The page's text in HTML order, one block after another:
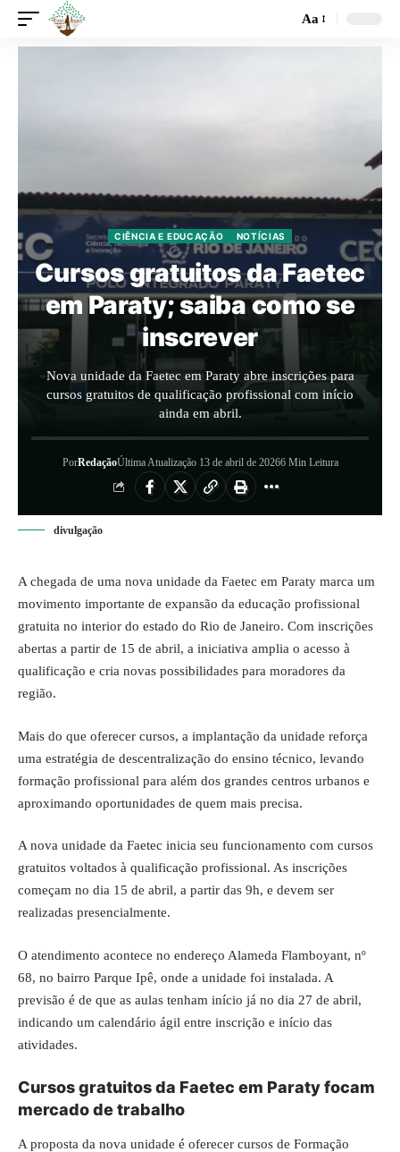
Aa
CIÊNCIA E EDUCAÇÃO NOTÍCIAS
Cursos gratuitos da Faetec
em Paraty; saiba como se
inscrever
Nova unidade da Faetec em Paraty abre inscrições para
cursos gratuitos de qualificação profissional com início
ainda em abril.
PorRedaçãoÚltima Atualização 13 de abril de 20266 Min Leitura
divulgação
A chegada de uma nova unidade da Faetec em Paraty marca um
movimento importante de expansão da educação profissional
gratuita no interior do estado do Rio de Janeiro. Com inscrições
abertas a partir de 15 de abril, a iniciativa amplia o acesso à
qualificação e cria novas possibilidades para moradores da
região.
Mais do que oferecer cursos, a implantação da unidade reforça
uma estratégia de descentralização do ensino técnico, levando
formação profissional para além dos grandes centros urbanos e
aproximando oportunidades de quem mais precisa.
A nova unidade da Faetec inicia seu funcionamento com cursos
gratuitos voltados à qualificação profissional. As inscrições
começam no dia 15 de abril, a partir das 9h, e devem ser
realizadas presencialmente.
O atendimento acontece no endereço Alameda Flamboyant, nº
68, no bairro Parque Ipê, onde a unidade foi instalada. A
previsão é de que as aulas tenham início já no dia 27 de abril,
indicando um calendário ágil entre inscrição e início das
atividades.
Cursos gratuitos da Faetec em Paraty focam
mercado de trabalho
A proposta da nova unidade é oferecer cursos de Formação